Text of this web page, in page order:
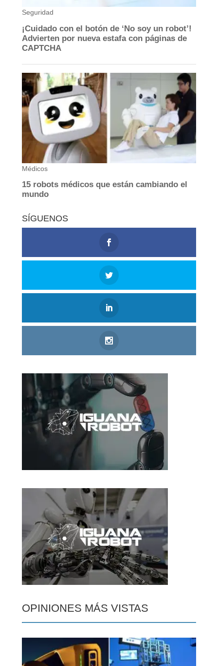
SÍGUENOS
OPINIONES MÁS VISTAS